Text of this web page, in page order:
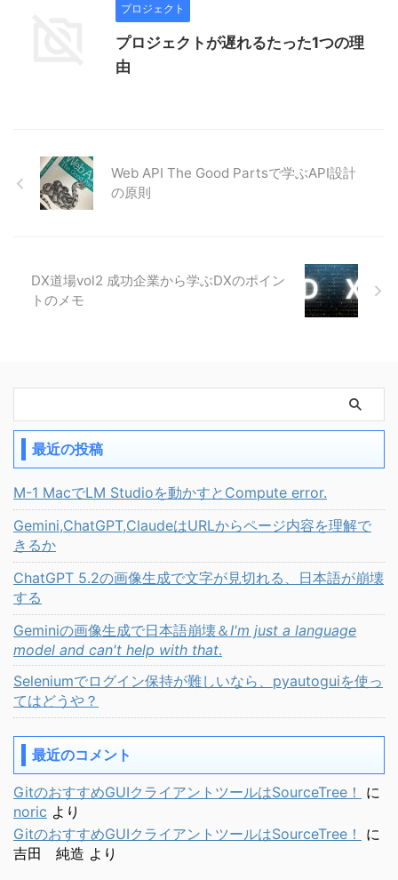
プロジェクト
プロジェクトが遅れるたった1つの理
由
Web API The Good Partsで学ぶAPI設計
の原則
DX道場vol2 成功企業から学ぶDXのポイン
トのメモ
最近の投稿
M-1 MacでLM Studioを動かすとCompute error.
Gemini,ChatGPT,ClaudeはURLからページ内容を理解で
きるか
ChatGPT 5.2の画像生成で文字が見切れる、日本語が崩壊
する
Geminiの画像生成で日本語崩壊＆I'm just a language
model and can't help with that.
Seleniumでログイン保持が難しいなら、pyautoguiを使っ
てはどうや？
最近のコメント
GitのおすすめGUIクライアントツールはSourceTree！
に
noric より
GitのおすすめGUIクライアントツールはSourceTree！
に
吉田 純造 より